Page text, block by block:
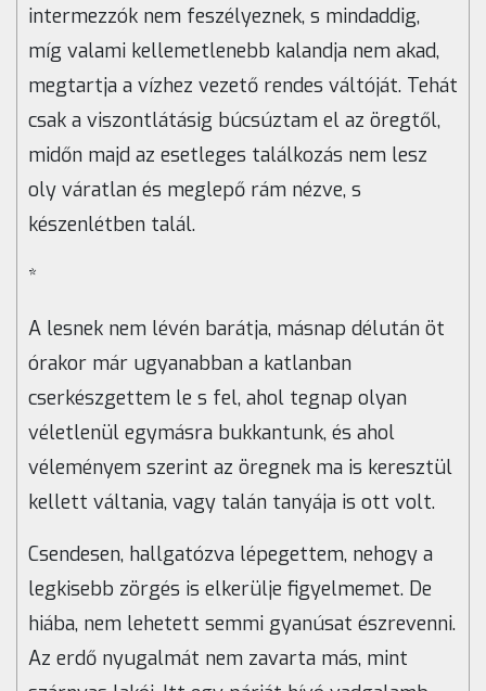
intermezzók nem feszélyeznek, s mindaddig,
míg valami kellemetlenebb kalandja nem akad,
megtartja a vízhez vezető rendes váltóját. Tehát
csak a viszontlátásig búcsúztam el az öregtől,
midőn majd az esetleges találkozás nem lesz
oly váratlan és meglepő rám nézve, s
készenlétben talál.
*
A lesnek nem lévén barátja, másnap délután öt
órakor már ugyanabban a katlanban
cserkészgettem le s fel, ahol tegnap olyan
véletlenül egymásra bukkantunk, és ahol
véleményem szerint az öregnek ma is keresztül
kellett váltania, vagy talán tanyája is ott volt.
Csendesen, hallgatózva lépegettem, nehogy a
legkisebb zörgés is elkerülje figyelmemet. De
hiába, nem lehetett semmi gyanúsat észrevenni.
Az erdő nyugalmát nem zavarta más, mint